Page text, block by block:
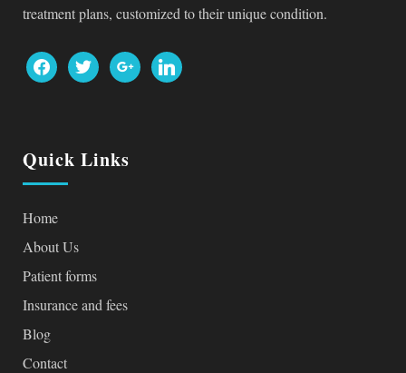
treatment plans, customized to their unique condition.
facebooktwitter googlelinkedin
Quick Links
Home
About Us
Patient forms
Insurance and fees
Blog
Contact